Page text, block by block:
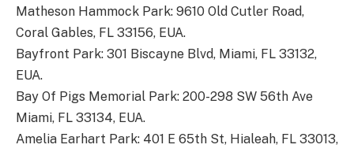
Matheson Hammock Park: 9610 Old Cutler Road,
Coral Gables, FL 33156, EUA.
Bayfront Park: 301 Biscayne Blvd, Miami, FL 33132,
EUA.
Bay Of Pigs Memorial Park: 200-298 SW 56th Ave
Miami, FL 33134, EUA.
Amelia Earhart Park: 401 E 65th St, Hialeah, FL 33013,